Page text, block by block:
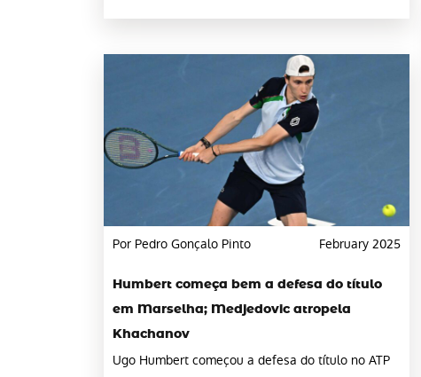
Por Pedro Gonçalo Pinto February 2025
Humbert começa bem a defesa do título
em Marselha; Medjedovic atropela
Khachanov
Ugo Humbert começou a defesa do título no ATP